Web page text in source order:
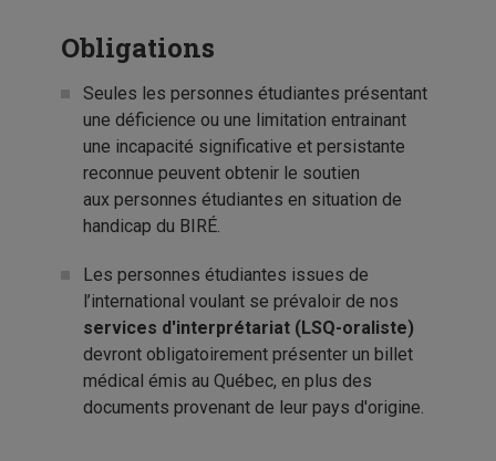
Obligations
Seules les personnes étudiantes présentant
une déficience ou une limitation entrainant
une incapacité significative et persistante
reconnue peuvent obtenir le soutien
aux personnes étudiantes en situation de
handicap du BIRÉ.
Les personnes étudiantes issues de
l’international voulant se prévaloir de nos
services d'interprétariat (LSQ-oraliste)
devront obligatoirement présenter un billet
médical émis au Québec, en plus des
documents provenant de leur pays d'origine.